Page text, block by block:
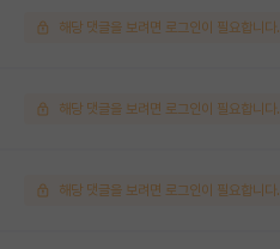
해당 댓글을 보려면 로그인이 필요합니다.
해당 댓글을 보려면 로그인이 필요합니다.
해당 댓글을 보려면 로그인이 필요합니다.